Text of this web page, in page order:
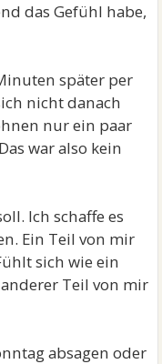
das Gefühl habe,
später per
nicht danach
nur ein paar
war also kein
Ich schaffe es
Ein Teil von mir
sich wie ein
Teil von mir
absagen oder